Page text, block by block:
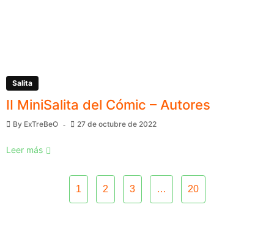
Salita
II MiniSalita del Cómic – Autores
By ExTreBeO 27 de octubre de 2022
Leer más
1 2 3 … 20